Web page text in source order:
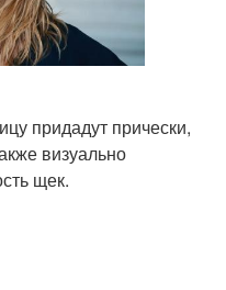
придадут прически,
визуально
щек.